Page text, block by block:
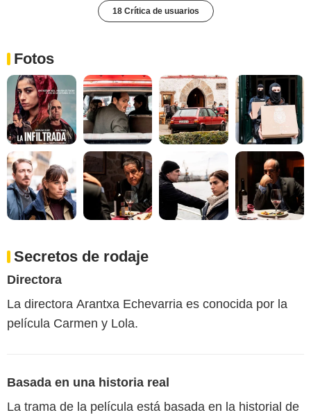
18 Crítica de usuarios
Fotos
Secretos de rodaje
Directora
La directora Arantxa Echevarria es conocida por la
película Carmen y Lola.
Basada en una historia real
La trama de la película está basada en la historial de